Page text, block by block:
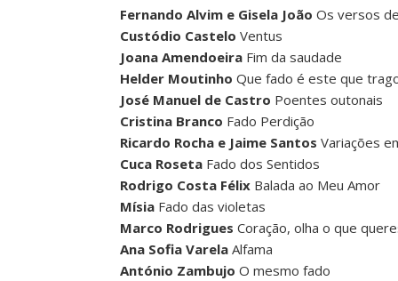
Fernando Alvim e Gisela João Os versos
Custódio Castelo Ventus
Joana Amendoeira Fim da saudade
Helder Moutinho Que fado é este que
José Manuel de Castro Poentes outonais
Cristina Branco Fado Perdição
Ricardo Rocha e Jaime Santos Variações
Cuca Roseta Fado dos Sentidos
Rodrigo Costa Félix Balada ao Meu Amor
Mísia Fado das violetas
Marco Rodrigues Coração, olha o que
Ana Sofia Varela Alfama
António Zambujo O mesmo fado